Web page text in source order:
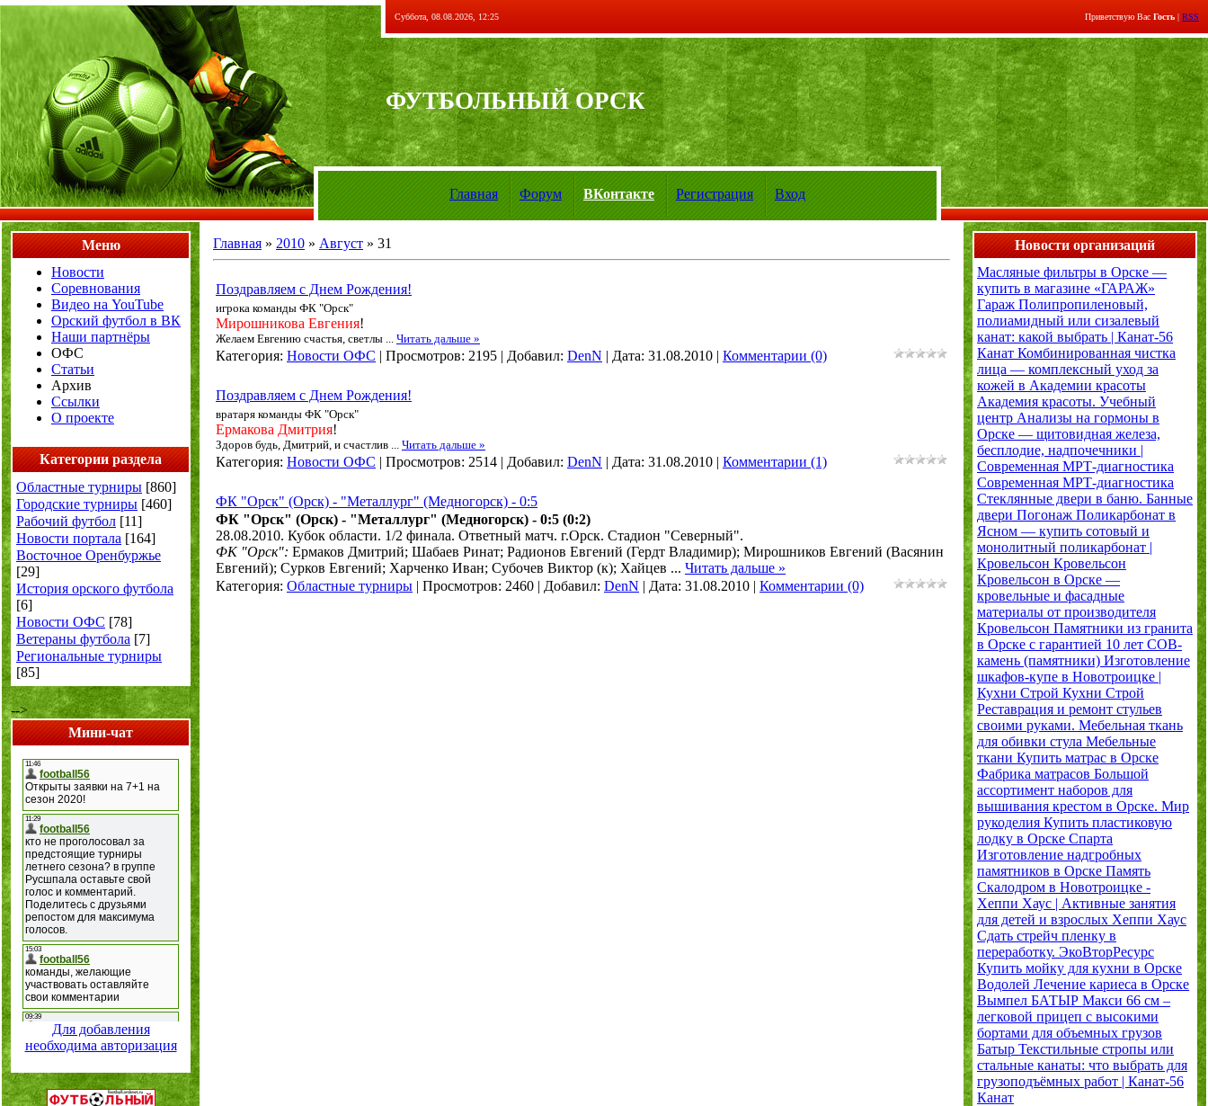
Суббота, 08.08.2026, 12:25 Приветствую Вас Гость | RSS
ФУТБОЛЬНЫЙ ОРСК
Главная Форум ВКонтакте Регистрация Вход
Меню
Новости
Соревнования
Видео на YouTube
Орский футбол в ВК
Наши партнёры
ОФС
Статьи
Архив
Ссылки
О проекте
Категории раздела
Областные турниры [860]
Городские турниры [460]
Рабочий футбол [11]
Новости портала [164]
Восточное Оренбуржье
[29]
История орского футбола
[6]
Новости ОФС [78]
Ветераны футбола [7]
Региональные турниры
[85]
-->
Мини-чат
Для добавления
необходима авторизация
Главная » 2010 » Август » 31
Поздравляем с Днем Рождения!
игрока команды ФК "Орск"
Мирошникова Евгения!
Желаем Евгению счастья, светлы ... Читать дальше »
Категория: Новости ОФС | Просмотров: 2195 | Добавил: DenN | Дата: 31.08.2010 | Комментарии (0)
Поздравляем с Днем Рождения!
вратаря команды ФК "Орск"
Ермакова Дмитрия!
Здоров будь, Дмитрий, и счастлив ... Читать дальше »
Категория: Новости ОФС | Просмотров: 2514 | Добавил: DenN | Дата: 31.08.2010 | Комментарии (1)
ФК "Орск" (Орск) - "Металлург" (Медногорск) - 0:5
ФК "Орск" (Орск) - "Металлург" (Медногорск) - 0:5 (0:2)
28.08.2010. Кубок области. 1/2 финала. Ответный матч. г.Орск. Стадион "Северный".
ФК "Орск": Ермаков Дмитрий; Шабаев Ринат; Радионов Евгений (Гердт Владимир); Мирошников Евгений (Васянин
Евгений); Сурков Евгений; Харченко Иван; Субочев Виктор (к); Хайцев ... Читать дальше »
Категория: Областные турниры | Просмотров: 2460 | Добавил: DenN | Дата: 31.08.2010 | Комментарии (0)
Новости организаций
Масляные фильтры в Орске —
купить в магазине «ГАРАЖ»
Гараж Полипропиленовый,
полиамидный или сизалевый
канат: какой выбрать | Канат-56
Канат Комбинированная чистка
лица — комплексный уход за
кожей в Академии красоты
Академия красоты. Учебный
центр Анализы на гормоны в
Орске — щитовидная железа,
бесплодие, надпочечники |
Современная МРТ-диагностика
Современная МРТ-диагностика
Стеклянные двери в баню. Банные
двери Погонаж Поликарбонат в
Ясном — купить сотовый и
монолитный поликарбонат |
Кровельсон Кровельсон
Кровельсон в Орске —
кровельные и фасадные
материалы от производителя
Кровельсон Памятники из гранита
в Орске с гарантией 10 лет СОВ-
камень (памятники) Изготовление
шкафов-купе в Новотроицке |
Кухни Строй Кухни Строй
Реставрация и ремонт стульев
своими руками. Мебельная ткань
для обивки стула Мебельные
ткани Купить матрас в Орске
Фабрика матрасов Большой
ассортимент наборов для
вышивания крестом в Орске. Мир
рукоделия Купить пластиковую
лодку в Орске Спарта
Изготовление надгробных
памятников в Орске Память
Скалодром в Новотроицке -
Хеппи Хаус | Активные занятия
для детей и взрослых Хеппи Хаус
Сдать стрейч пленку в
переработку. ЭкоВторРесурс
Купить мойку для кухни в Орске
Водолей Лечение кариеса в Орске
Вымпел БАТЫР Макси 66 см –
легковой прицеп с высокими
бортами для объемных грузов
Батыр Текстильные стропы или
стальные канаты: что выбрать для
грузоподъёмных работ | Канат-56
Канат